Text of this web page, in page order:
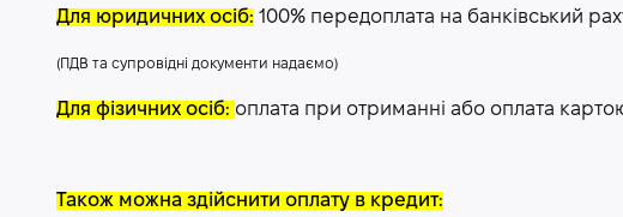
Для юридичних осіб: 100% передоплата на банківський
(ПДВ та супровідні документи надаємо)
Для фізичних осіб: оплата при отриманні або оплата
Також можна здійснити оплату в кредит: